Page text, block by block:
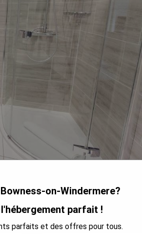
au cœur du paysage du
suites disposent de leur propre
des douches à effet pluie et des
étoile Michelin, Hrishi. Toutes les
on-Windermere?
parfait !
parfaits et des offres pour tous.